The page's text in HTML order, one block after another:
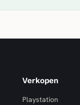
Verkopen
Playstation